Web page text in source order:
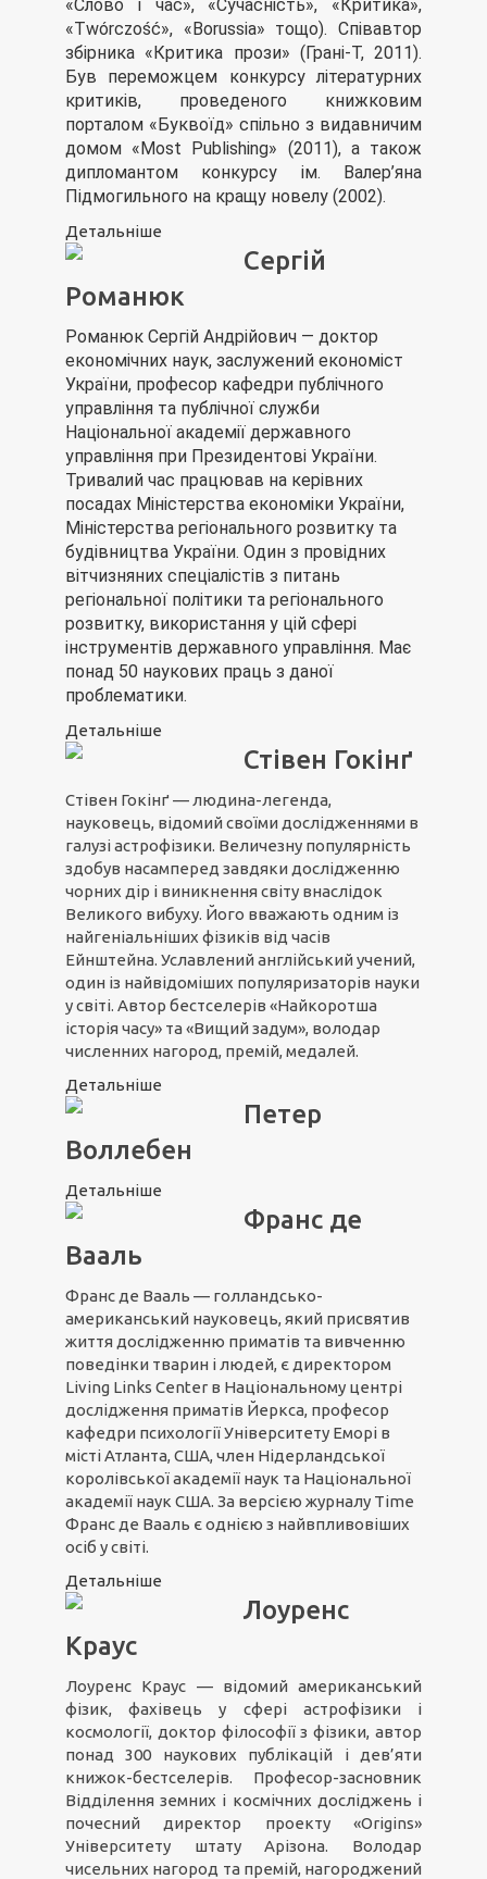
«Слово і час», «Сучасність», «Критика»,
«Twórczość», «Borussia» тощо). Співавтор
збірника «Критика прози» (Грані-Т, 2011).
Був переможцем конкурсу літературних
критиків, проведеного книжковим
порталом «Буквоїд» спільно з видавничим
домом «Most Publishing» (2011), а також
дипломантом конкурсу ім. Валер’яна
Підмогильного на кращу новелу (2002).
Детальніше
Сергій
Романюк
Романюк Сергій Андрійович — доктор
економічних наук, заслужений економіст
України, професор кафедри публічного
управління та публічної служби
Національної академії державного
управління при Президентові України.
Тривалий час працював на керівних
посадах Міністерства економіки України,
Міністерства регіонального розвитку та
будівництва України. Один з провідних
вітчизняних спеціалістів з питань
регіональної політики та регіонального
розвитку, використання у цій сфері
інструментів державного управління. Має
понад 50 наукових праць з даної
проблематики.
Детальніше
Стівен Гокінґ
Стівен Гокінґ — людина-легенда,
науковець, відомий своїми дослідженнями в
галузі астрофізики. Величезну популярність
здобув насамперед завдяки дослідженню
чорних дір і виникнення світу внаслідок
Великого вибуху. Його вважають одним із
найгеніальніших фізиків від часів
Ейнштейна. Уславлений англійський учений,
один із найвідоміших популяризаторів науки
у світі. Автор бестселерів «Найкоротша
історія часу» та «Вищий задум», володар
численних нагород, премій, медалей.
Детальніше
Петер
Воллебен
Детальніше
Франс де
Вааль
Франс де Вааль — голландсько-
американський науковець, який присвятив
життя дослідженню приматів та вивченню
поведінки тварин і людей, є директором
Living Links Center в Національному центрі
дослідження приматів Йеркса, професор
кафедри психології Університету Еморі в
місті Атланта, США, член Нідерландської
королівської академії наук та Національної
академії наук США. За версією журналу Time
Франс де Вааль є однією з найвпливовіших
осіб у світі.
Детальніше
Лоуренс
Краус
Лоуренс Краус — відомий американський
фізик, фахівець у сфері астрофізики і
космології, доктор філософії з фізики, автор
понад 300 наукових публікацій і дев’яти
книжок-бестселерів. Професор-засновник
Відділення земних і космічних досліджень і
почесний директор проекту «Origins»
Університету штату Арізона. Володар
чисельних нагород та премій, нагороджений